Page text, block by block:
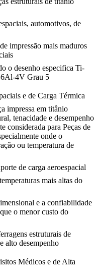
automotivos, de
impressão mais maduros
o desenho especifica Ti-
4V Grau 5
e de Carga Térmica
impressa em titânio
tenacidade e desempenho
considerada para Peças de
onde o
ou temperatura de
de carga aeroespacial
mais altas do
e a confiabilidade
o menor custo do
estruturais de
alto desempenho
Médicos e de Alta